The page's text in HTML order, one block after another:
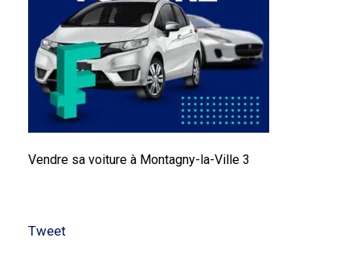
Vendre sa voiture à Montagny-la-Ville 3
Tweet